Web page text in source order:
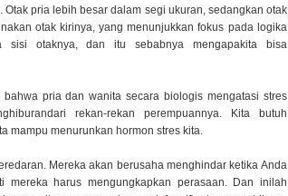
pria lebih besar dalam segi ukuran, sedangkan otak
otak kirinya, yang menunjukkan fokus pada logika
sisi otaknya, dan itu sebabnya mengapakita bisa
pria dan wanita secara biologis mengatasi stres
rekan-rekan perempuannya. Kita butuh
mampu menurunkan hormon stres kita.
Mereka akan berusaha menghindar ketika Anda
harus mengungkapkan perasaan. Dan inilah